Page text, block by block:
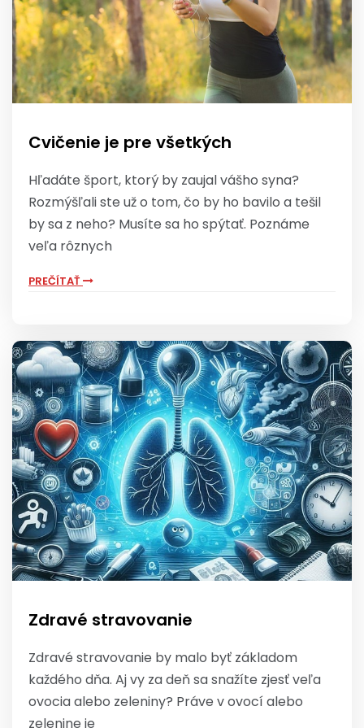
Cvičenie je pre všetkých
Hľadáte šport, ktorý by zaujal vášho syna?
Rozmýšľali ste už o tom, čo by ho bavilo a tešil
by sa z neho? Musíte sa ho spýtať. Poznáme
veľa rôznych
PREČÍTAŤ
Zdravé stravovanie
Zdravé stravovanie by malo byť základom
každého dňa. Aj vy za deň sa snažíte zjesť veľa
ovocia alebo zeleniny? Práve v ovocí alebo
zelenine je